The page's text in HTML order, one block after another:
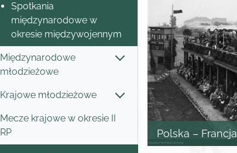
Spotkania
międzynarodowe w
okresie międzywojennym
Międzynarodowe
młodzieżowe
Krajowe młodzieżowe
Mecze krajowe w okresie II
RP
Polska – Francja